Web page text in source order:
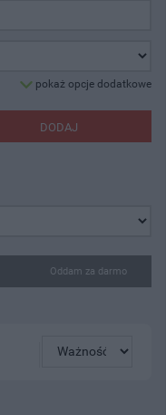
pokaż opcje dodatkowe
DODAJ
Oddam za darmo